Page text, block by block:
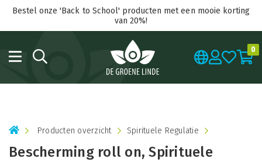
Bestel onze 'Back to School' producten met een mooie korting
van 20%!
0
Producten overzicht Spirituele Regulatie
Bescherming roll on, Spirituele